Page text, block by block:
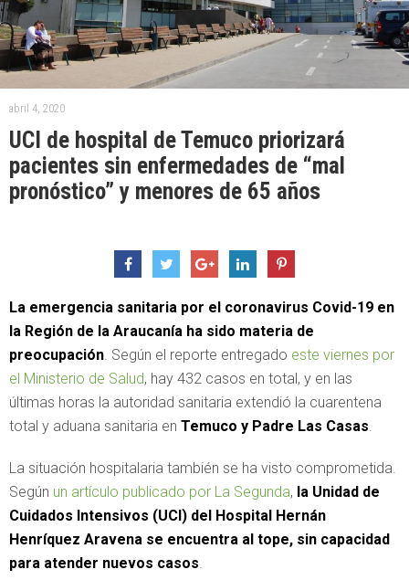
abril 4, 2020
UCI de hospital de Temuco priorizará
pacientes sin enfermedades de “mal
pronóstico” y menores de 65 años
La emergencia sanitaria por el coronavirus Covid-19 en
la Región de la Araucanía ha sido materia de
preocupación . Según el reporte entregado este viernes por
el Ministerio de Salud, hay 432 casos en total, y en las
últimas horas la autoridad sanitaria extendió la cuarentena
total y aduana sanitaria en Temuco y Padre Las Casas
La situación hospitalaria también se ha visto comprometida.
Según un artículo publicado por La Segunda, la Unidad de
Cuidados Intensivos (UCI) del Hospital Hernán
Henríquez Aravena se encuentra al tope, sin capacidad
para atender nuevos casos